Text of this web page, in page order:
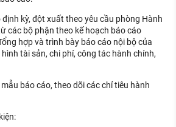
kỳ, đột xuất theo yêu cầu phòng Hành
các bộ phận theo kế hoạch báo cáo
hợp và trình bày báo cáo nội bộ của
tài sản, chi phí, công tác hành chính,
báo cáo, theo dõi các chỉ tiêu hành